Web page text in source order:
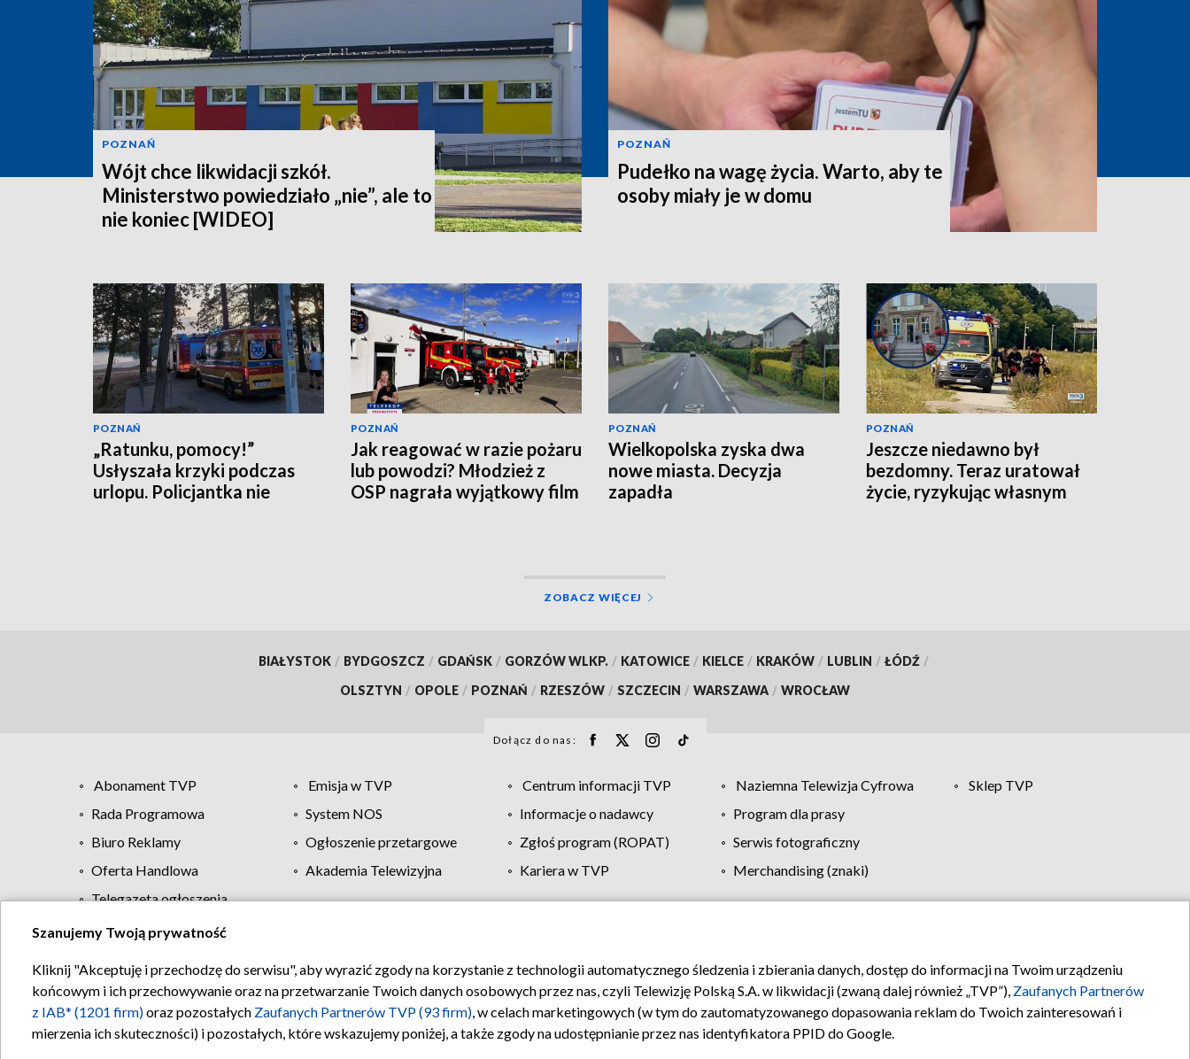
POZNAŃ
Wójt chce likwidacji szkół.
Ministerstwo powiedziało „nie”, ale to
nie koniec [WIDEO]
POZNAŃ
Pudełko na wagę życia. Warto, aby te
osoby miały je w domu
POZNAŃ
„Ratunku, pomocy!”
Usłyszała krzyki podczas
urlopu. Policjantka nie
POZNAŃ
Jak reagować w razie pożaru
lub powodzi? Młodzież z
OSP nagrała wyjątkowy film
POZNAŃ
Wielkopolska zyska dwa
nowe miasta. Decyzja
zapadła
POZNAŃ
Jeszcze niedawno był
bezdomny. Teraz uratował
życie, ryzykując własnym
ZOBACZ WIĘCEJ
BIAŁYSTOK / BYDGOSZCZ / GDAŃSK / GORZÓW WLKP. / KATOWICE / KIELCE / KRAKÓW / LUBLIN / ŁÓDŹ /
OLSZTYN / OPOLE / POZNAŃ / RZESZÓW / SZCZECIN / WARSZAWA / WROCŁAW
Dołącz do nas:
Abonament TVP Emisja w TVP Centrum informacji TVP Naziemna Telewizja Cyfrowa
Sklep TVP
Rada Programowa
System NOS Informacje o nadawcy
Program dla prasy
Biuro Reklamy
Ogłoszenie przetargowe Zgłoś program (ROPAT)
Serwis fotograficzny
Oferta Handlowa
Akademia Telewizyjna Kariera w TVP
Merchandising (znaki)
Telegazeta ogłoszenia
Regulamin TVP Polityka prywatności Moje zgody Pomoc Biuro reklamy Kontakt
Szanujemy Twoją prywatność
Kliknij "Akceptuję i przechodzę do serwisu", aby wyrazić zgody na korzystanie z technologii automatycznego śledzenia i zbierania danych, dostęp do informacji na Twoim urządzeniu
końcowym i ich przechowywanie oraz na przetwarzanie Twoich danych osobowych przez nas, czyli Telewizję Polską S.A. w likwidacji (zwaną dalej również „TVP”), Zaufanych Partnerów
z IAB* (1201 firm)oraz pozostałych Zaufanych Partnerów TVP (93 firm), w celach marketingowych (w tym do zautomatyzowanego dopasowania reklam do Twoich zainteresowań i
mierzenia ich skuteczności) i pozostałych, które wskazujemy poniżej, a także zgody na udostępnianie przez nas identyfikatora PPID do Google.